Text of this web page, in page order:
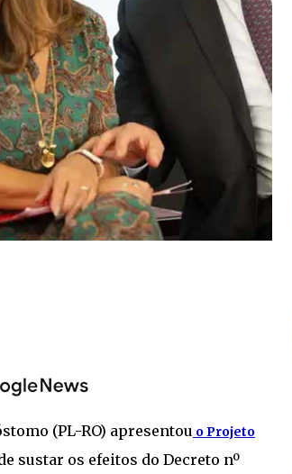
(PL-RO) apresentou o Projeto
sustar os efeitos do Decreto nº